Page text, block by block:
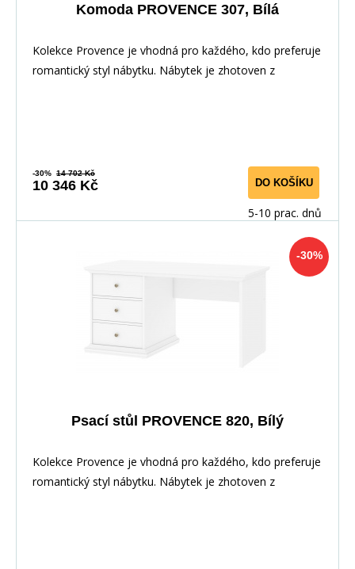
Komoda PROVENCE 307, Bílá
Kolekce Provence je vhodná pro každého, kdo preferuje
romantický styl nábytku. Nábytek je zhotoven z
-30% 14 702 Kč
10 346 Kč DO KOŠÍKU
5-10 prac. dnů
-30%
Psací stůl PROVENCE 820, Bílý
Kolekce Provence je vhodná pro každého, kdo preferuje
romantický styl nábytku. Nábytek je zhotoven z